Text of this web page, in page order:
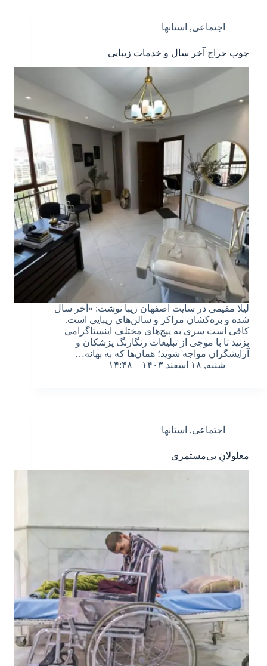
اجتماعی, استانها
چوب حراج آخر سال و خدمات زیبایی
لیلا مقیمی در سایت اصفهان زیبا نوشت: «آخر سال
شده و بره‌کشان مراکز و سالن‌های زیبایی است.
کافی است سری به پیچ‌های مختلف اینستاگرامی
بزنید تا با موجی از تبلیغات رنگارنگ پزشکان و
آرایشگران مواجه شوید؛ همان‌ها که به بهانه…
شنبه, ۱۸ اسفند ۱۴۰۳ – ۱۴:۴۸
اجتماعی, استانها
معلولانِ بی‌مستمری